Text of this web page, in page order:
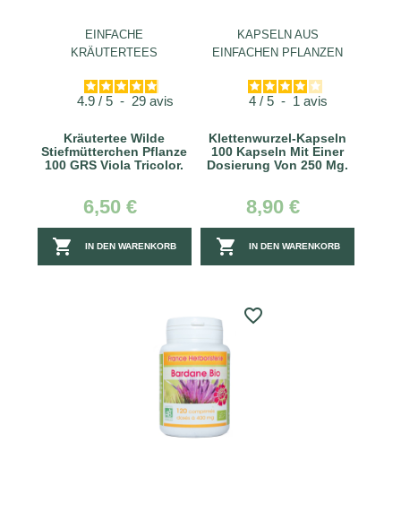
EINFACHE
KRÄUTERTEES
4.9 / 5 - 29 avis
Kräutertee Wilde
Stiefmütterchen Pflanze
100 GRS Viola Tricolor.
6,50 €
 IN DEN WARENKORB
KAPSELN AUS
EINFACHEN PFLANZEN
4 / 5 - 1 avis
Klettenwurzel-Kapseln
100 Kapseln Mit Einer
Dosierung Von 250 Mg.
8,90 €
 IN DEN WARENKORB
favorite_border